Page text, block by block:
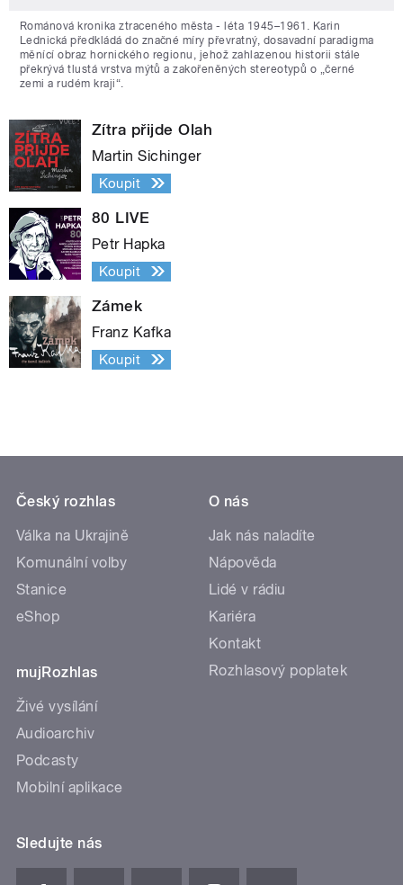
Románová kronika ztraceného města - léta 1945–1961. Karin
Lednická předkládá do značné míry převratný, dosavadní paradigma
měnící obraz hornického regionu, jehož zahlazenou historii stále
překrývá tlustá vrstva mýtů a zakořeněných stereotypů o „černé
zemi a rudém kraji“.
Zítra přijde Olah
Martin Sichinger
Koupit
80 LIVE
Petr Hapka
Koupit
Zámek
Franz Kafka
Koupit
Český rozhlas
Válka na Ukrajině
Komunální volby
Stanice
eShop
mujRozhlas
Živé vysílání
Audioarchiv
Podcasty
Mobilní aplikace
O nás
Jak nás naladíte
Nápověda
Lidé v rádiu
Kariéra
Kontakt
Rozhlasový poplatek
Sledujte nás